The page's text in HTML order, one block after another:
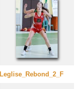
Leglise_Rebond_2_F